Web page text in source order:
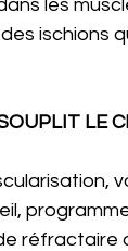
les
LE
réfractaire